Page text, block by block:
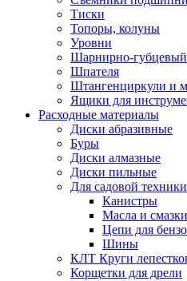
Тиски
Топоры, колуны
Уровни
Шарнирно-губцевый
Шпателя
Штангенциркули и
Ящики для
Расходные материалы
Диски абразивные
Буры
Диски алмазные
Диски пильные
Для садовой техники
Канистры
Масла и смазки
Цепи для
Шины
КЛТ Круги
Корщетки для дрели